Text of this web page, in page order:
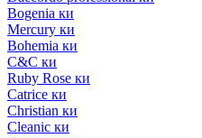
Bogenia ки
Mercury ки
Bohemia ки
C&C ки
Ruby Rose ки
Catrice ки
Christian ки
Cleanic ки